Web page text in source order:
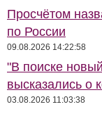
Просчётом
по России
09.08.2026 14:22:58
"В поиске
высказались о
03.08.2026 11:03:38